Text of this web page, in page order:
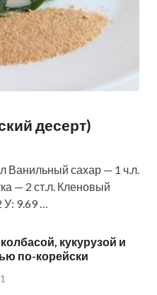
десерт)
Ванильный сахар — 1 ч.л.
— 2 ст.л. Кленовый
У: 9.69 …
кукурузой и
по-корейски